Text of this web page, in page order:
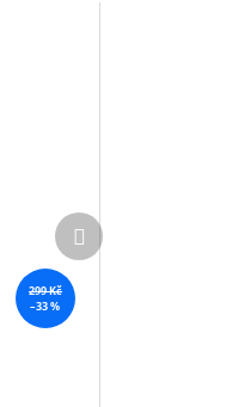
299 Kč
–33 %
Další
produkt